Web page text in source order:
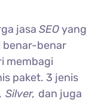
jasaSEOyang
benar-benar
membagi
paket. 3 jenis
Silver, dan juga